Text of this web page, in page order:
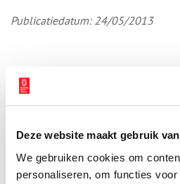
Deze website maakt gebruik
We gebruiken cookies om
personaliseren, om functies
Publicatiedatum: 24/05/2013
Ontvang de
laatste erfgoednieuws? Schrijf u
wekelijkse nieuwsbrief!